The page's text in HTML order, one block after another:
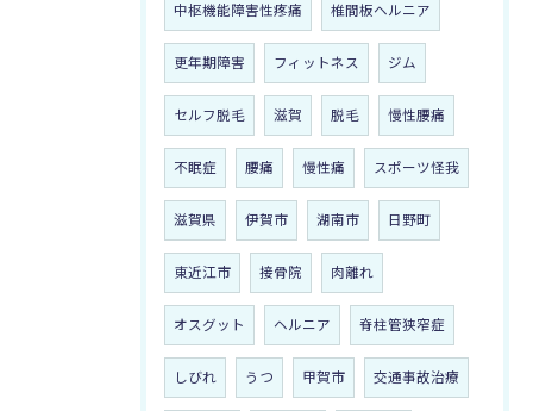
中枢機能障害性疼痛 椎間板ヘルニア
更年期障害 フィットネス ジム
セルフ脱毛 滋賀 脱毛 慢性腰痛
不眠症 腰痛 慢性痛 スポーツ怪我
滋賀県 伊賀市 湖南市 日野町
東近江市 接骨院 肉離れ
オスグット ヘルニア 脊柱管狭窄症
しびれ うつ 甲賀市 交通事故治療